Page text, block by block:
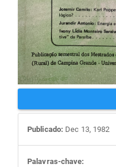
Publicado: Dec 13, 1982
Palavras-chave: